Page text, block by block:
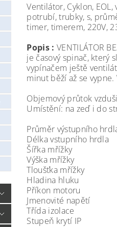
Ventilátor, Cyklon,
potrubí, trubky, s,
timer, timerem, 220V,
Popis : VENTILÁTOR
je časový spinač, který
vypínačem ještě
minut běží až se
Objemový průtok
Umístění: na zeď i do
Průměr výstupního
Délka vstupního
Šířka mřížky :
Výška mřížky :
Tloušťka mřížky :
Hladina hluku :
Příkon motoru :
Jmenovité napětí :
Třída izolace
Stupeň krytí IP